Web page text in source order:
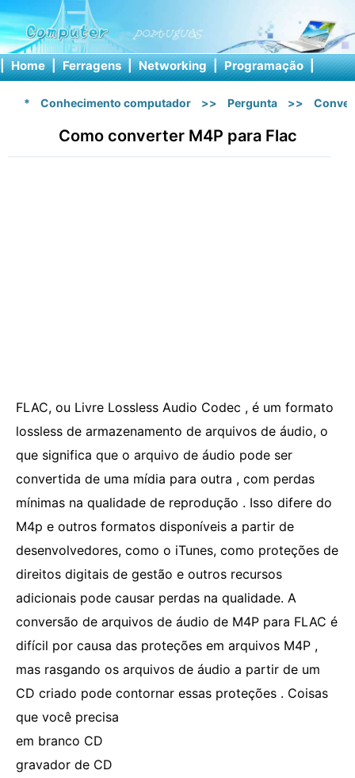
| Home | Ferragens | Networking | Programação |
* Conhecimento computador >> Pergunta >>
Como converter M4P para Flac
FLAC, ou Livre Lossless Audio Codec , é um formato
lossless de armazenamento de arquivos de áudio, o
que significa que o arquivo de áudio pode ser
convertida de uma mídia para outra , com perdas
mínimas na qualidade de reprodução . Isso difere do
M4p e outros formatos disponíveis a partir de
desenvolvedores, como o iTunes, como proteções de
direitos digitais de gestão e outros recursos
adicionais pode causar perdas na qualidade. A
conversão de arquivos de áudio de M4P para FLAC é
difícil por causa das proteções em arquivos M4P ,
mas rasgando os arquivos de áudio a partir de um
CD criado pode contornar essas proteções . Coisas
que você precisa
em branco CD
gravador de CD